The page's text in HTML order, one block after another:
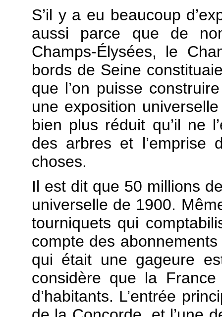
S’il y a eu beaucoup
aussi parce que de
Champs-Élysées, le
bords de Seine
que l’on puisse
une exposition
bien plus réduit qu’il ne
des arbres et l’emprise
choses.
Il est dit que 50 millions
universelle de 1900.
tourniquets qui
compte des
qui était une gageure
considère que la
d’habitants. L’entrée